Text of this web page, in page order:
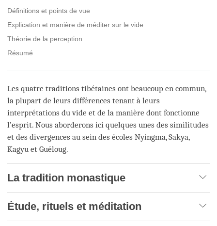
Définitions et points de vue
Explication et manière de méditer sur le vide
Théorie de la perception
Résumé
Les quatre traditions tibétaines ont beaucoup en commun,
la plupart de leurs différences tenant à leurs
interprétations du vide et de la manière dont fonctionne
l’esprit. Nous aborderons ici quelques unes des similitudes
et des divergences au sein des écoles Nyingma, Sakya,
Kagyu et Guéloug.
La tradition monastique
Étude, rituels et méditation